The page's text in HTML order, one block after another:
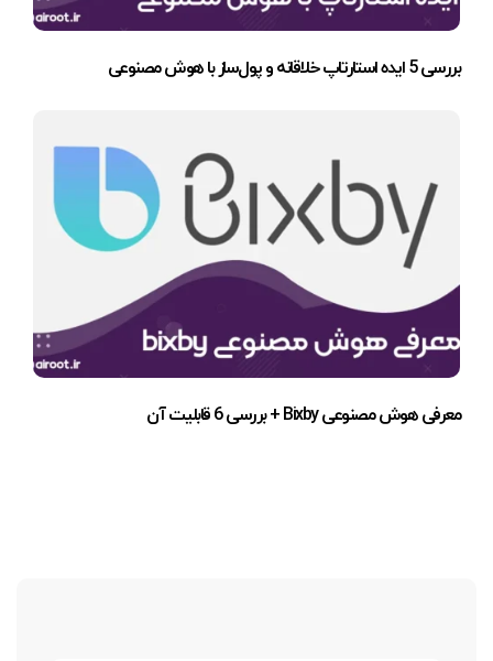
بررسی 5 ایده استارتاپ خلاقانه و پول‌ساز با هوش مصنوعی
معرفی هوش مصنوعی Bixby + بررسی 6 قابلیت آن